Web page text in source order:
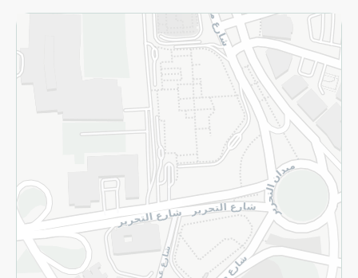
الاسترجاع
سياسة الاستخدام
سياسة الخصوصية
قم بالتسجيل للنشرة
©2026 - Spinneys | جميع الحقوق محفوظة